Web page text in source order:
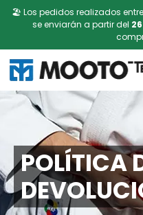
🏖️ Los pedidos realizados
se enviarán a partir del
Saltar
contenido
POLÍTICA